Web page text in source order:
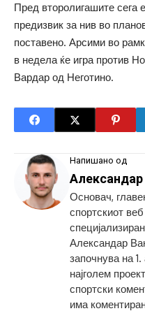
Пред второлигашите сега
предизвик за нив во
поставено. Арсими во
в недела ќе игра против
Вардар од Неготино.
Напишано од
Александар
Основач,
спортскиот
Александар
започнува на 1.
најголем
спортски
има